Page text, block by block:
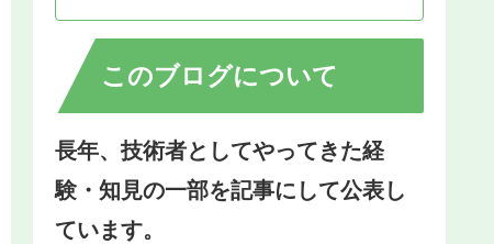
このブログについて
長年、技術者としてやってきた経
験・知見の一部を記事にして公表し
ています。